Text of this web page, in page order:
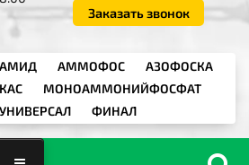
Заказать звонок
АММОФОС
АЗОФОСКА
КАС
МОНОАММОНИЙФОСФАТ
УНИВЕРСАЛ ФИНАЛ